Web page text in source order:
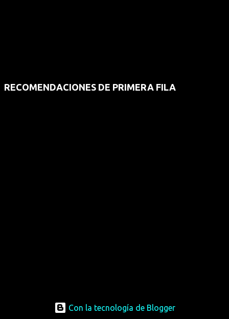
RECOMENDACIONES DE PRIMERA FILA
Con la tecnología de Blogger